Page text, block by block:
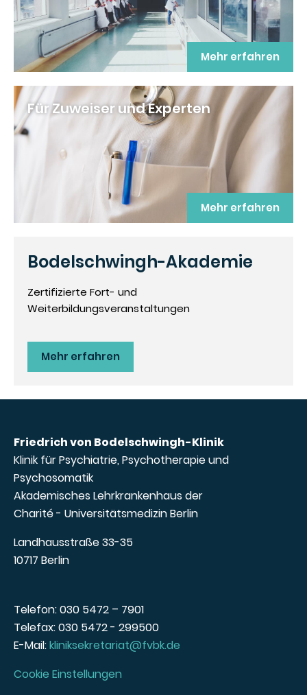
Mehr erfahren
Für Zuweiser und Experten
Mehr erfahren
Bodelschwingh-Akademie
Zertifizierte Fort- und
Weiterbildungsveranstaltungen
Mehr erfahren
Friedrich von Bodelschwingh-Klinik
Klinik für Psychiatrie, Psychotherapie und
Psychosomatik
Akademisches Lehrkrankenhaus der
Charité - Universitätsmedizin Berlin
Landhausstraße 33-35
10717 Berlin
Telefon: 030 5472 – 7901
Telefax: 030 5472 - 299500
E-Mail:kliniksekretariat@fvbk.de
Cookie Einstellungen